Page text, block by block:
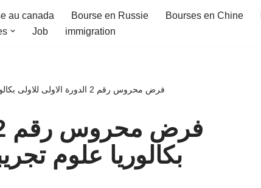
au canada Bourse en Russie Bourses en Chine
Job immigration
فرض محروس رقم 2 الدورة الاولى للاولى بكالوريا علوم تجريبية ( علوم الفيزياء ) + سلسلة تمارين
بكالوريا علوم